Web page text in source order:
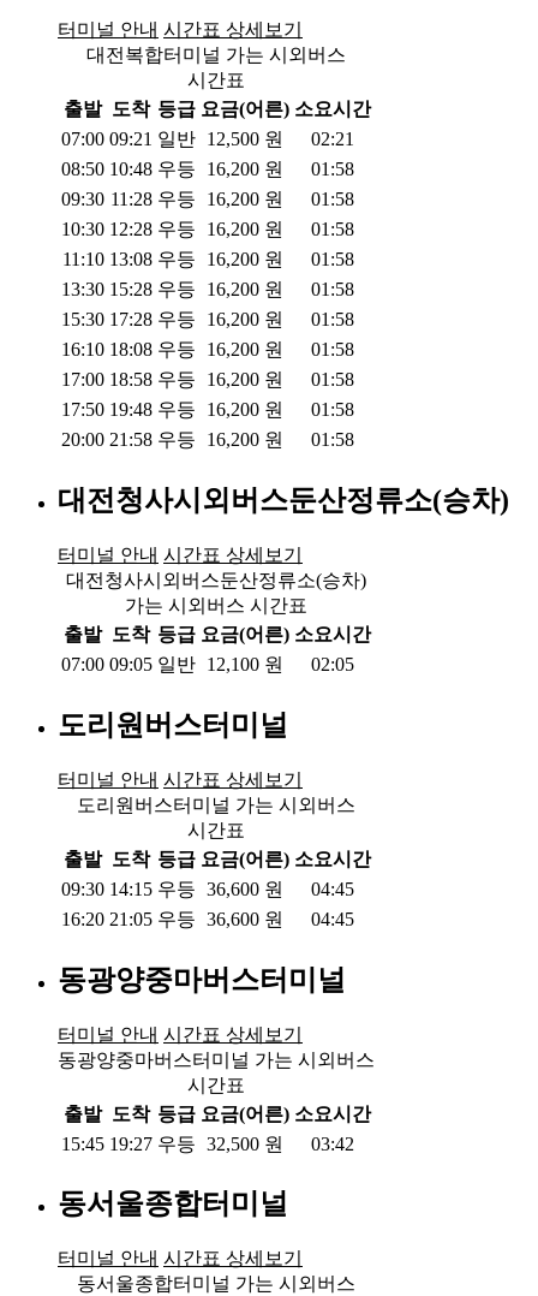
터미널 안내 시간표 상세보기
대전복합터미널 가는 시외버스
시간표
출발 도착 등급 요금(어른) 소요시간
07:00 09:21 일반 12,500 원
02:21
08:50 10:48 우등 16,200 원
01:58
09:30 11:28 우등 16,200 원
01:58
10:30 12:28 우등 16,200 원
01:58
11:10 13:08 우등 16,200 원
01:58
13:30 15:28 우등 16,200 원
01:58
15:30 17:28 우등 16,200 원
01:58
16:10 18:08 우등 16,200 원
01:58
17:00 18:58 우등 16,200 원
01:58
17:50 19:48 우등 16,200 원
01:58
20:00 21:58 우등 16,200 원 01:58
대전청사시외버스둔산정류소(승차)
터미널 안내 시간표 상세보기
대전청사시외버스둔산정류소(승차)
가는 시외버스 시간표
출발 도착 등급 요금(어른) 소요시간
07:00 09:05 일반 12,100 원 02:05
도리원버스터미널
터미널 안내 시간표 상세보기
도리원버스터미널 가는 시외버스
시간표
출발 도착 등급 요금(어른) 소요시간
09:30 14:15 우등 36,600 원
04:45
16:20 21:05 우등 36,600 원 04:45
동광양중마버스터미널
터미널 안내 시간표 상세보기
동광양중마버스터미널 가는 시외버스
시간표
출발 도착 등급 요금(어른) 소요시간
15:45 19:27 우등 32,500 원 03:42
동서울종합터미널
터미널 안내 시간표 상세보기
동서울종합터미널 가는 시외버스